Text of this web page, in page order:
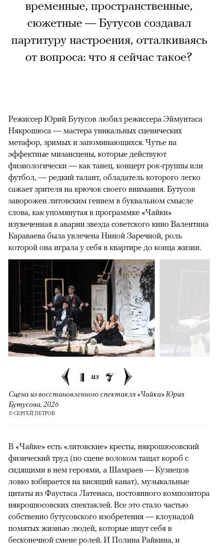
временные, пространственные,
сюжетные — Бутусов создавал
партитуру настроения, отталкиваясь
от вопроса: что я сейчас такое?
Режиссер Юрий Бутусов любил режиссера Эймунтаса
Някрошюса — мастера уникальных сценических
метафор, зримых и запоминающихся. Чутье на
эффектные мизансцены, которые действуют
физиологически — как танец, концерт рок-группы или
футбол, — редкий талант, обладатель которого легко
сажает зрителя на крючок своего внимания. Бутусов
заворожен литовским гением в буквальном смысле
слова, как упомянутая в программке «Чайки»
изувеченная в аварии звезда советского кино Валентина
Караваева была увлечена Ниной Заречной, роль
которой она играла у себя в квартире до конца жизни.
1 из 7
Сцена из восстановленного спектакля «Чайка» Юрия
Бутусова, 2026
© СЕРГЕЙ ПЕТРОВ
В «Чайке» есть «литовские» кресты, някрошюсовский
физический труд (по сцене волоком тащат короб с
сидящими в нем героями, а Шамраев — Кузнецов
ловко взбирается на висящий канат), музыкальные
цитаты из Фаустаса Латенаса, постоянного композитора
някрошюсовских спектаклей. Все это стало частью
собственно бутусовского изобретения — клоунадой
помятых жизнью людей, которые ищут себя в
бесконечной смене ролей. И Полина Райкина, и